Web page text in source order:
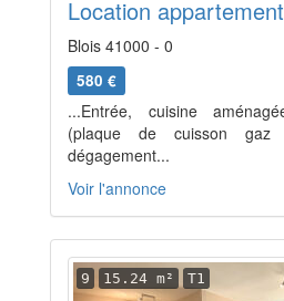
Location appartement
Blois 41000 - 0
580 €
...Entrée, cuisine
(plaque de cuisson gaz
dégagement...
Voir l'annonce
9 15.24 m² T1